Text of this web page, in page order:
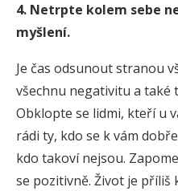
4. Netrpte kolem sebe
myšlení.
Je čas odsunout stranou
všechnu negativitu a také
Obklopte se lidmi, kteří u
rádi ty, kdo se k vám
kdo takoví nejsou.
se pozitivně. Život je příliš